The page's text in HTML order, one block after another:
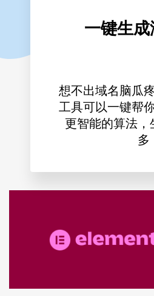
一键生
想不出域名脑瓜
工具可以一键帮
更智能的算法
多